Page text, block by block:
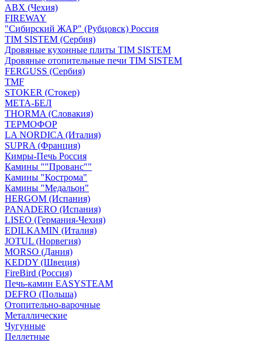
ABX (Чехия)
FIREWAY
"Сибирский ЖАР" (Рубцовск) Россия
TIM SISTEM (Сербия)
Дровяные кухонные плиты TIM SISTEM
Дровяные отопительные печи TIM SISTEM
FERGUSS (Сербия)
TMF
STOKER (Стокер)
МЕТА-БЕЛ
THORMA (Словакия)
ТЕРМОФОР
LA NORDICA (Италия)
SUPRA (Франция)
Кимры-Печь Россия
Камины ""Прованс""
Камины "Кострома"
Камины "Медальон"
HERGOM (Испания)
PANADERO (Испания)
LISEO (Германия-Чехия)
EDILKAMIN (Италия)
JOTUL (Норвегия)
MORSO (Дания)
KEDDY (Швеция)
FireBird (Россия)
Печь-камин EASYSTEAM
DEFRO (Польша)
Отопительно-варочные
Металлические
Чугунные
Пеллетные